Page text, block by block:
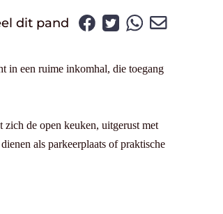
dit pand
in een ruime inkomhal, die toegang
de open keuken, uitgerust met
als parkeerplaats of praktische